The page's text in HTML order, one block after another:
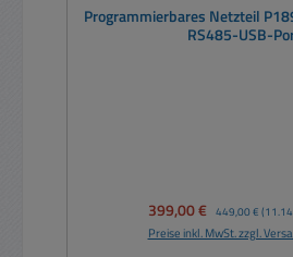
Programmierbares Netzteil
RS485-USB-
Verkaufspreis:
399,00 € Regulärer Preis:
449,00 €
Preise inkl. MwSt. zzgl.